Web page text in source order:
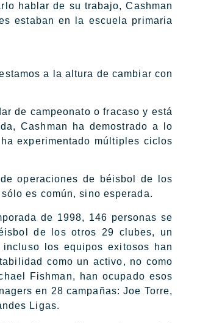
hablar de su trabajo, Cashman
estaban en la escuela primaria
a la altura de cambiar con
de campeonato o fracaso y está
Cashman ha demostrado a lo
experimentado múltiples ciclos
operaciones de béisbol de los
es común, sino esperada.
de 1998, 146 personas se
de los otros 29 clubes, un
los equipos exitosos han
como un activo, no como
Fishman, han ocupado esos
en 28 campañas: Joe Torre,
Ligas.